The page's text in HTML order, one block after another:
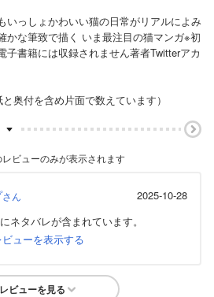
いっしょかわいい猫の日常がリアルによみ
かな筆致で描く いま最注目の猫マンガ※初
子書籍には収録されません著者Twitterアカ
奥付を含め片面で数えています）
ビューのみが表示されます
さん
2025-10-28
ネタバレが含まれています。
ビューを表示する
レビューを見る